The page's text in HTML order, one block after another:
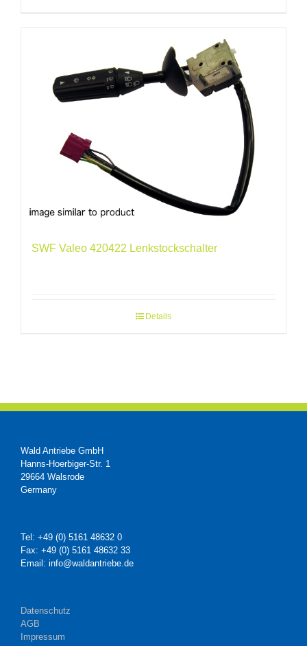
SWF Valeo 420422 Lenkstockschalter
Details
Wald Antriebe GmbH
Hanns-Hoerbiger-Str. 1
29664 Walsrode
Germany
Tel: +49 (0) 5161 48632 0
Fax: +49 (0) 5161 48632 33
Email: info@waldantriebe.de
Datenschutz
AGB
Impressum